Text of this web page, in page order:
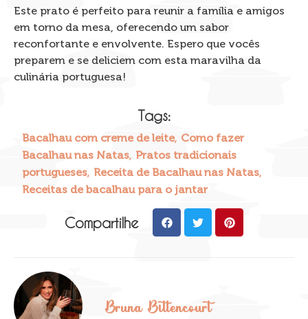
Este prato é perfeito para reunir a família e amigos
em torno da mesa, oferecendo um sabor
reconfortante e envolvente. Espero que vocês
preparem e se deliciem com esta maravilha da
culinária portuguesa!
Tags:
Bacalhau com creme de leite, Como fazer
Bacalhau nas Natas, Pratos tradicionais
portugueses, Receita de Bacalhau nas Natas,
Receitas de bacalhau para o jantar
Compartilhe
Bruna Bittencourt